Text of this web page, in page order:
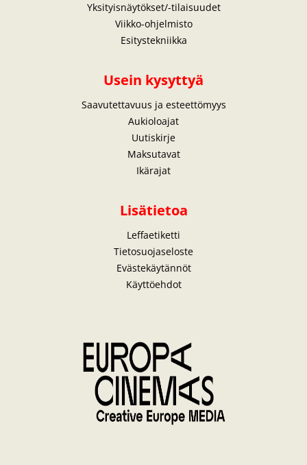
Yksityisnäytökset/-tilaisuudet
Viikko-ohjelmisto
Esitystekniikka
Usein kysyttyä
Saavutettavuus ja esteettömyys
Aukioloajat
Uutiskirje
Maksutavat
Ikärajat
Lisätietoa
Leffaetiketti
Tietosuojaseloste
Evästekäytännöt
Käyttöehdot